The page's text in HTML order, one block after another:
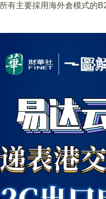
有主要採用海外倉模式的